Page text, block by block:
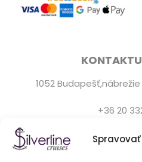
1052 Budapešť,nábrežie
+36 20
Zákaznícka podpora je k